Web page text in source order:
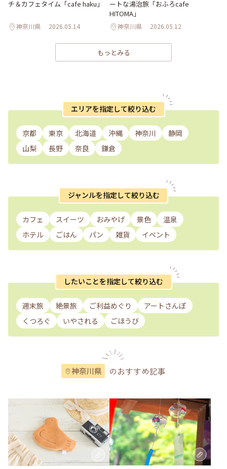
チ＆カフェタイム「cafe haku」
神奈川県 2026.05.14
ートな湯治旅「おふろcafe
HITOMA」
神奈川県 2026.05.12
もっとみる
エリアを指定して絞り込む
京都 東京 北海道 沖縄 神奈川
静岡
山梨
長野 奈良 鎌倉
ジャンルを指定して絞り込む
カフェ スイーツ おみやげ 景色
温泉
ホテル
ごはん パン 雑貨 イベント
したいことを指定して絞り込む
週末旅 絶景旅 ご利益めぐり
アートさんぽ
くつろぐ
いやされる ごほうび
神奈川県 のおすすめ記事